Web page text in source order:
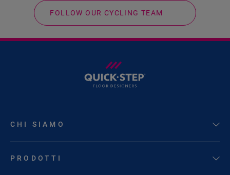
FOLLOW OUR CYCLING TEAM
CHI SIAMO
PRODOTTI